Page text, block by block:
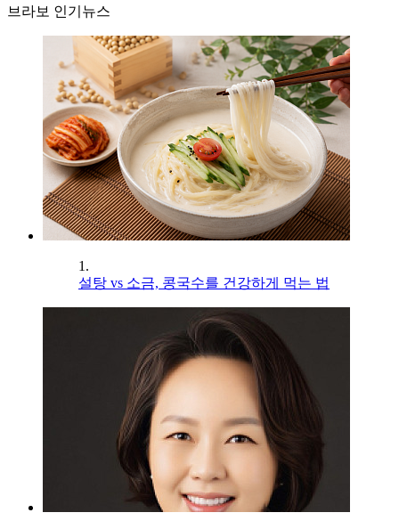
브라보 인기뉴스
1.
설탕 vs 소금, 콩국수를 건강하게 먹는 법